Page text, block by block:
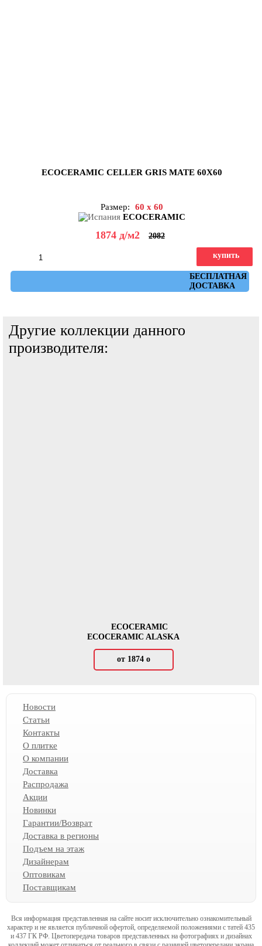
ECOCERAMIC CELLER GRIS MATE 60X60
Размер:
60 x 60
ECOCERAMIC
1874 д/м2 2082
БЕСПЛАТНАЯ
ДОСТАВКА
купить
Другие коллекции данного
производителя:
ECOCERAMIC
ECOCERAMIC ALASKA
от 1874 о
Новости
Статьи
Контакты
О плитке
О компании
Доставка
Распродажа
Акции
Новинки
Гарантии/Возврат
Доставка в регионы
Подъем на этаж
Дизайнерам
Оптовикам
Поставщикам
Вся информация представленная на сайте носит исключительно ознакомительный
характер и не является публичной офертой, определяемой положениями с татей 435
и 437 ГК РФ. Цветопередача товаров представленных на фотографиях и дизайнах